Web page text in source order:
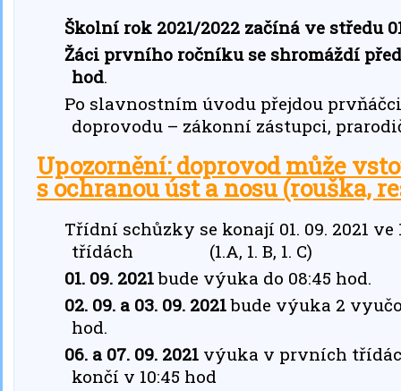
Školní rok 2021/2022 začíná ve středu
Žáci prvního ročníku se shromáždí
hod.
Po slavnostním úvodu přejdou
doprovodu – zákonní zástupci,
Upozornění: doprovod může
s ochranou úst a nosu (rouška,
Třídní schůzky se konají 01. 09. 2021
třídách (1.A, 1. B, 1. C)
01. 09. 2021bude výuka do 08:45 hod.
02. 09. a 03. 09. 2021bude výuka 2
hod.
06. a 07. 09. 2021 výuka v prvních
končí v 10:45 hod